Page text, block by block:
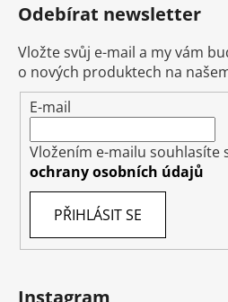
Odebírat newsletter
Vložte svůj e-mail a my vám
o nových produktech na
E-mail
Vložením e-mailu souhlasíte
ochrany osobních údajů
PŘIHLÁSIT SE
Instagram